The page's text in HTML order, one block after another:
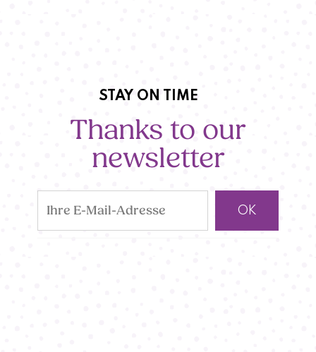
STAY ON TIME
Thanks to our
newsletter